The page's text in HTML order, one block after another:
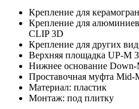
Крепление для
Крепление для
CLIP 3D
Крепление для других
Верхняя площадка UP-M
Нижнее основание Down-
Проставочная муфта Mid-
Материал: пластик
Монтаж: под плитку